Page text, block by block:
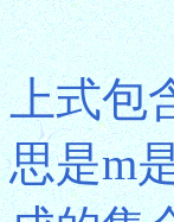
上式包
思是m